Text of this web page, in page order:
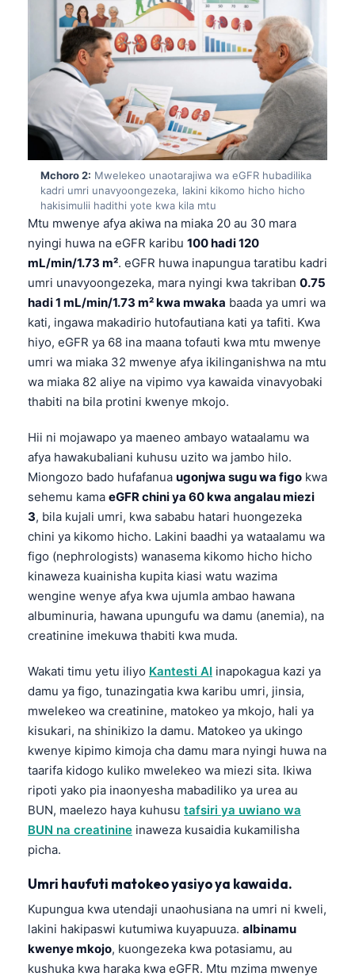
Mchoro 2: Mwelekeo unaotarajiwa wa eGFR hubadilika
kadri umri unavyoongezeka, lakini kikomo hicho hicho
hakisimulii hadithi yote kwa kila mtu
Mtu mwenye afya akiwa na miaka 20 au 30 mara
nyingi huwa na eGFR karibu 100 hadi 120
mL/min/1.73 m². eGFR huwa inapungua taratibu kadri
umri unavyoongezeka, mara nyingi kwa takriban 0.75
hadi 1 mL/min/1.73 m² kwa mwaka baada ya umri wa
kati, ingawa makadirio hutofautiana kati ya tafiti. Kwa
hiyo, eGFR ya 68 ina maana tofauti kwa mtu mwenye
umri wa miaka 32 mwenye afya ikilinganishwa na mtu
wa miaka 82 aliye na vipimo vya kawaida vinavyobaki
thabiti na bila protini kwenye mkojo.
Hii ni mojawapo ya maeneo ambayo wataalamu wa
afya hawakubaliani kuhusu uzito wa jambo hilo.
Miongozo bado hufafanua ugonjwa sugu wa figo kwa
sehemu kama eGFR chini ya 60 kwa angalau miezi
3, bila kujali umri, kwa sababu hatari huongezeka
chini ya kikomo hicho. Lakini baadhi ya wataalamu wa
figo (nephrologists) wanasema kikomo hicho hicho
kinaweza kuainisha kupita kiasi watu wazima
wengine wenye afya kwa ujumla ambao hawana
albuminuria, hawana upungufu wa damu (anemia), na
creatinine imekuwa thabiti kwa muda.
Wakati timu yetu iliyo Kantesti AI inapokagua kazi ya
damu ya figo, tunazingatia kwa karibu umri, jinsia,
mwelekeo wa creatinine, matokeo ya mkojo, hali ya
kisukari, na shinikizo la damu. Matokeo ya ukingo
kwenye kipimo kimoja cha damu mara nyingi huwa na
taarifa kidogo kuliko mwelekeo wa miezi sita. Ikiwa
ripoti yako pia inaonyesha mabadiliko ya urea au
BUN, maelezo haya kuhusu tafsiri ya uwiano wa
BUN na creatinine inaweza kusaidia kukamilisha
picha.
Umri haufuti matokeo yasiyo ya kawaida.
Kupungua kwa utendaji unaohusiana na umri ni kweli,
lakini hakipaswi kutumiwa kuyapuuza. albinamu
kwenye mkojo, kuongezeka kwa potasiamu, au
kushuka kwa haraka kwa eGFR. Mtu mzima mwenye